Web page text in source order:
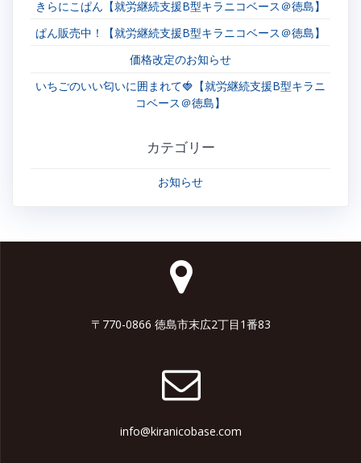
きらにこぱん【就労継続支援B型キラニコベース＠徳島】
ぱん販売中！【就労継続支援B型キラニコベース＠徳島】
価格改定のお知らせ
いちごのいい匂いに囲まれて🍓【就労継続支援B型キラニ
コベース＠徳島】
カテゴリー
お知らせ
〒770-0866 徳島市末広2丁目1番83
info@kiranicobase.com